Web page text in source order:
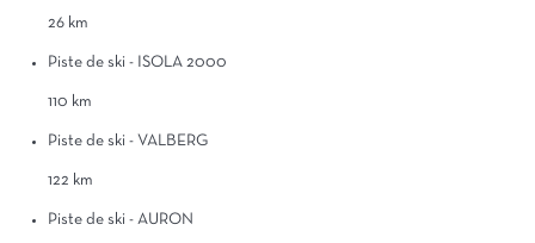
26 km
Piste de ski - ISOLA 2000
110 km
Piste de ski - VALBERG
122 km
Piste de ski - AURON